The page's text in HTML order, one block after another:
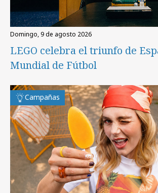
domingo, 9 de agosto 2026
LEGO celebra el triunfo de
Mundial de Fútbol
Campañas